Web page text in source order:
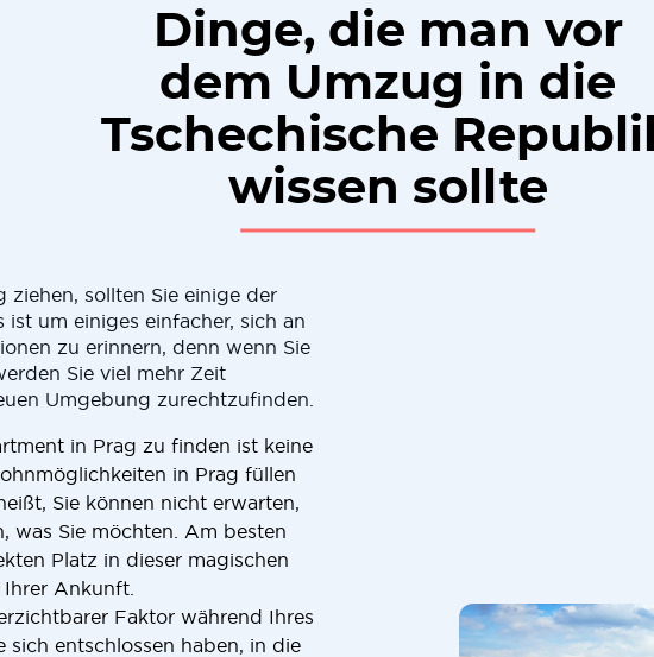
Dinge, die man vor
dem Umzug in die
Tschechische
wissen sollte
ziehen, sollten Sie einige der
um einiges einfacher, sich an
zu erinnern, denn wenn Sie
Sie viel mehr Zeit
Umgebung zurechtzufinden.
in Prag zu finden ist keine
in Prag füllen
Sie können nicht erwarten,
was Sie möchten. Am besten
Platz in dieser magischen
Ankunft.
Faktor während Ihres
sich entschlossen haben, in die